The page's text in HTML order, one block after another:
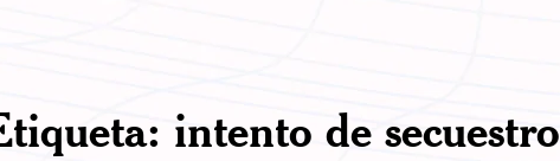
intento de secuestro